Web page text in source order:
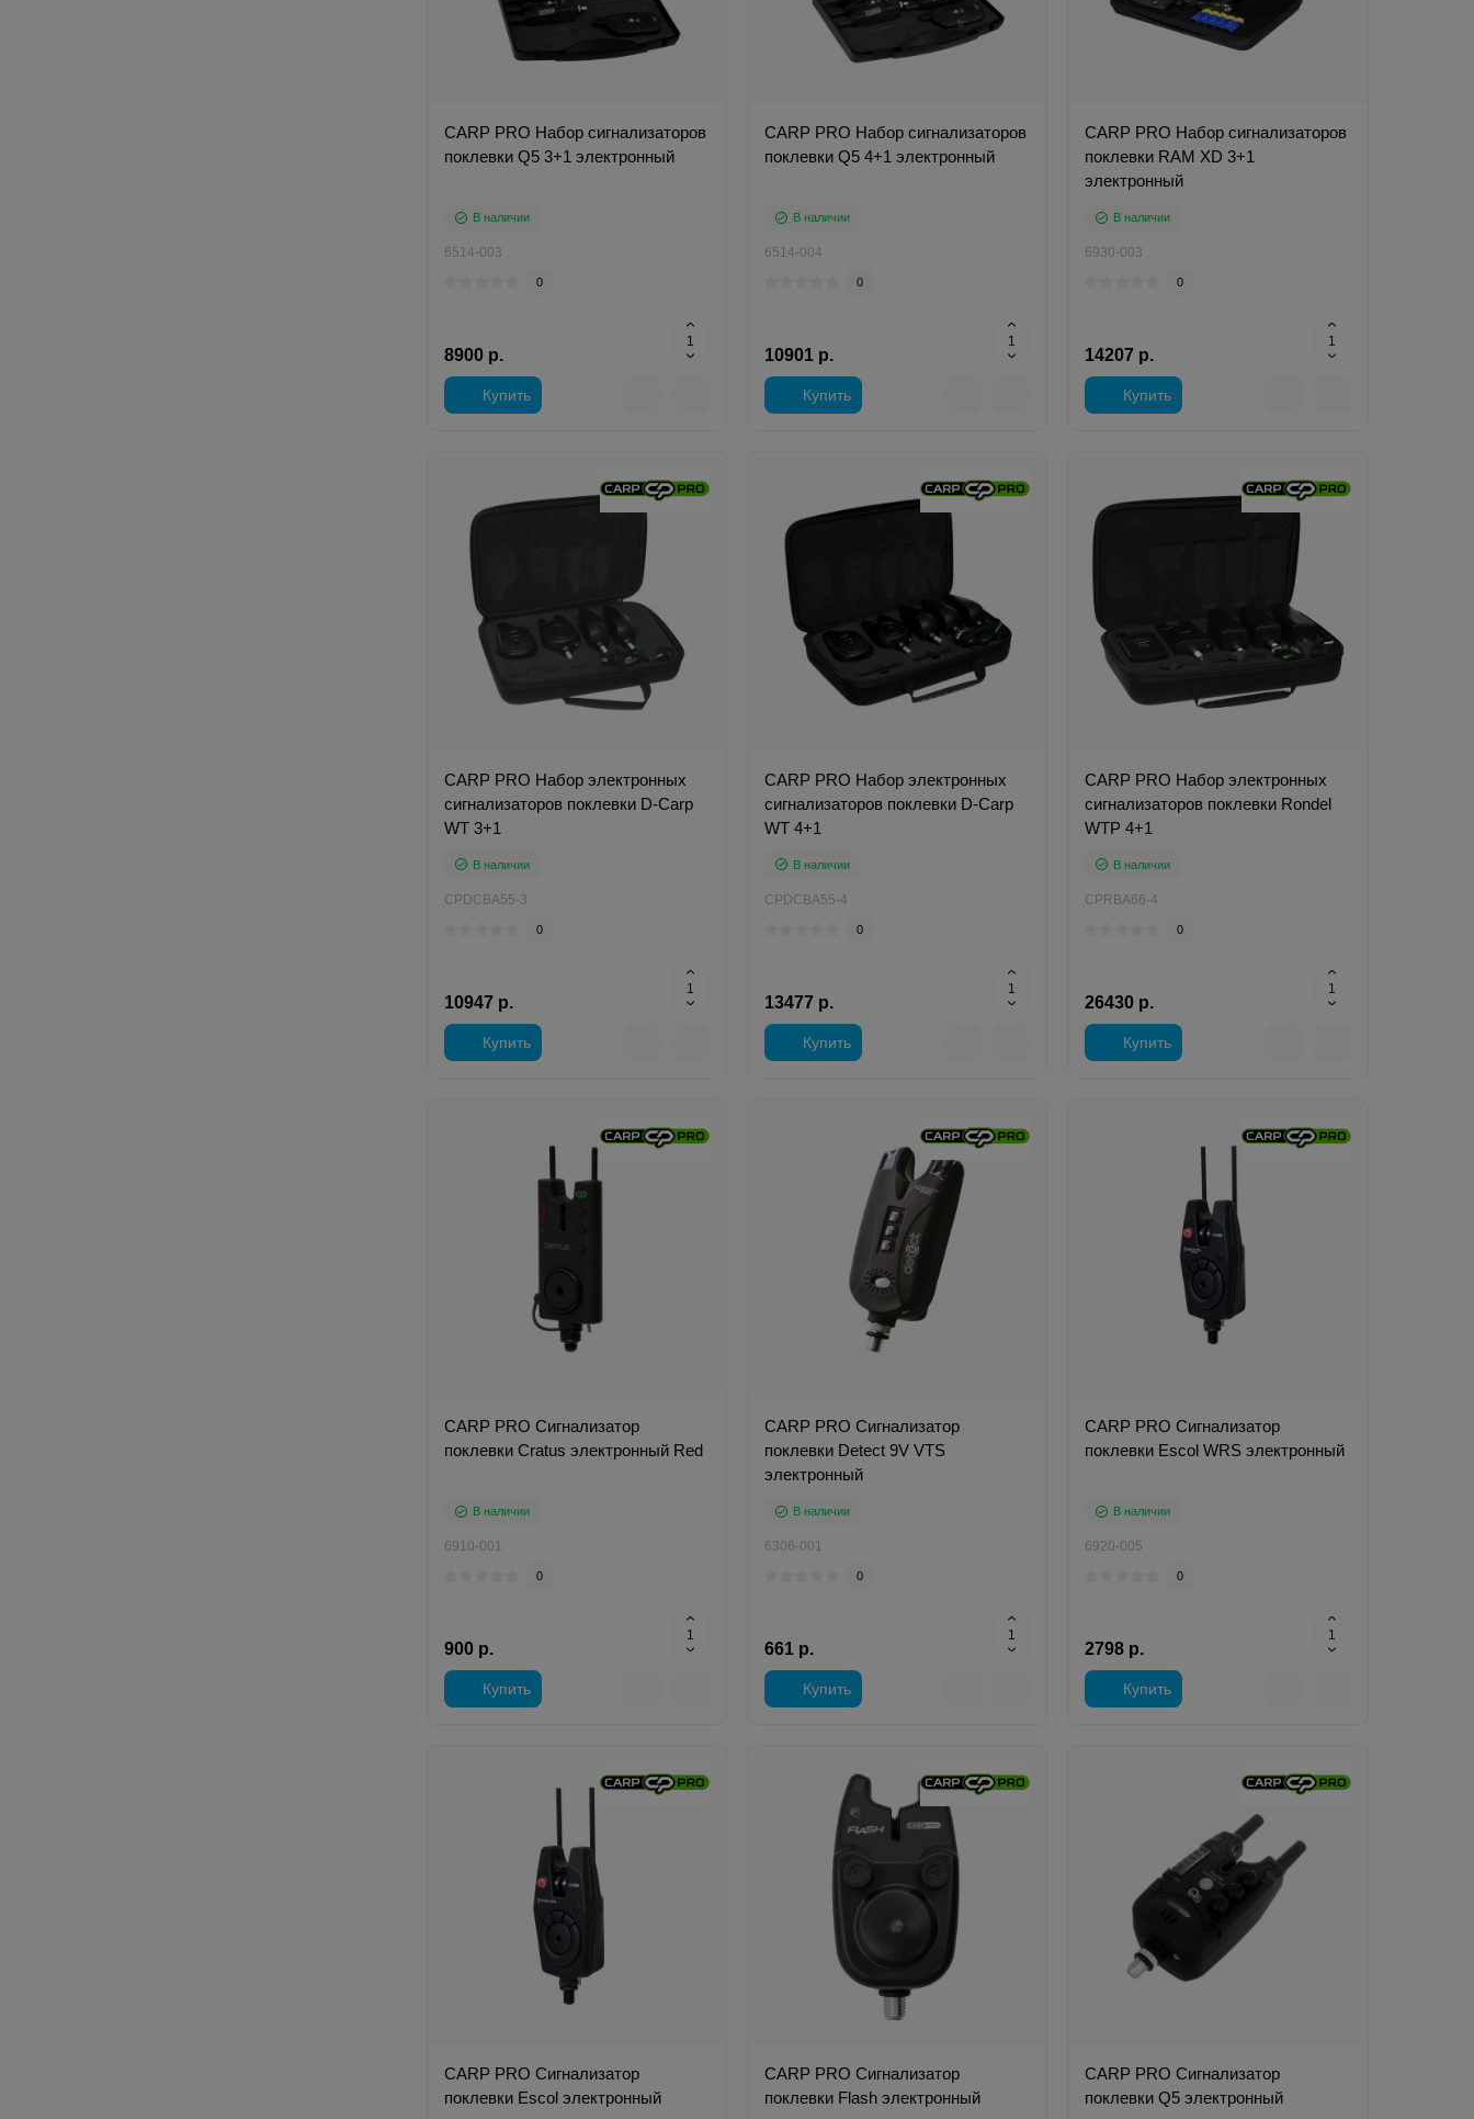
CARP PRO Набор сигнализаторов
поклевки Q5 3+1 электронный
В наличии
6514-003
0
8900 р.
Купить
CARP PRO Набор сигнализаторов
поклевки Q5 4+1 электронный
В наличии
6514-004
0
10901 р.
Купить
CARP PRO Набор сигнализаторов
поклевки RAM XD 3+1
электронный
В наличии
6930-003
0
14207 р.
Купить
CARP PRO Набор электронных
сигнализаторов поклевки D-Carp
WT 3+1
В наличии
CPDCBA55-3
0
10947 р.
Купить
CARP PRO Набор электронных
сигнализаторов поклевки D-Carp
WT 4+1
В наличии
CPDCBA55-4
0
13477 р.
Купить
CARP PRO Набор электронных
сигнализаторов поклевки Rondel
WTP 4+1
В наличии
CPRBA66-4
0
26430 р.
Купить
CARP PRO Сигнализатор
поклевки Cratus электронный Red
В наличии
6910-001
0
900 р.
Купить
CARP PRO Сигнализатор
поклевки Detect 9V VTS
электронный
В наличии
6306-001
0
661 р.
Купить
CARP PRO Сигнализатор
поклевки Escol WRS электронный
В наличии
6920-005
0
2798 р.
Купить
CARP PRO Сигнализатор
поклевки Escol электронный
CARP PRO Сигнализатор
поклевки Flash электронный
CARP PRO Сигнализатор
поклевки Q5 электронный